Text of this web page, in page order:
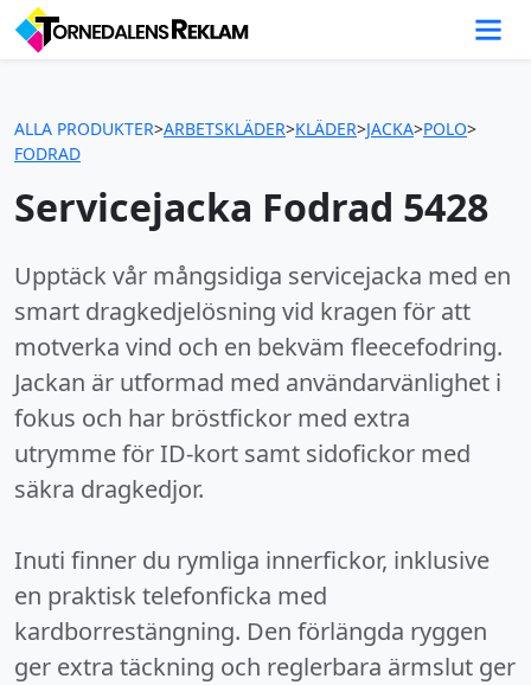
ALLA PRODUKTER>ARBETSKLÄDER>KLÄDER>JACKA>POLO>
FODRAD
Servicejacka Fodrad 5428
Upptäck vår mångsidiga servicejacka med en
smart dragkedjelösning vid kragen för att
motverka vind och en bekväm fleecefodring.
Jackan är utformad med användarvänlighet i
fokus och har bröstfickor med extra
utrymme för ID-kort samt sidofickor med
säkra dragkedjor.
Inuti finner du rymliga innerfickor, inklusive
en praktisk telefonficka med
kardborrestängning. Den förlängda ryggen
ger extra täckning och reglerbara ärmslut ger